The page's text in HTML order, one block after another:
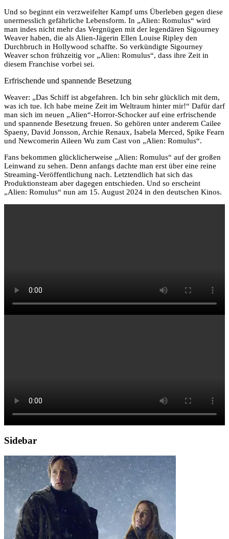
Und so beginnt ein verzweifelter Kampf ums Überleben gegen diese
unermesslich gefährliche Lebensform. In „Alien: Romulus“ wird
man indes nicht mehr das Vergnügen mit der legendären Sigourney
Weaver haben, die als Alien-Jägerin Ellen Louise Ripley den
Durchbruch in Hollywood schaffte. So verkündigte Sigourney
Weaver schon frühzeitig vor „Alien: Romulus“, dass ihre Zeit in
diesem Franchise vorbei sei.
Erfrischende und spannende Besetzung
Weaver: „Das Schiff ist abgefahren. Ich bin sehr glücklich mit dem,
was ich tue. Ich habe meine Zeit im Weltraum hinter mir!“ Dafür darf
man sich im neuen „Alien“-Horror-Schocker auf eine erfrischende
und spannende Besetzung freuen. So gehören unter anderem Cailee
Spaeny, David Jonsson, Archie Renaux, Isabela Merced, Spike Fearn
und Newcomerin Aileen Wu zum Cast von „Alien: Romulus“.
Fans bekommen glücklicherweise „Alien: Romulus“ auf der großen
Leinwand zu sehen. Denn anfangs dachte man erst über eine reine
Streaming-Veröffentlichung nach. Letztendlich hat sich das
Produktionsteam aber dagegen entschieden. Und so erscheint
„Alien: Romulus“ nun am 15. August 2024 in den deutschen Kinos.
Sidebar